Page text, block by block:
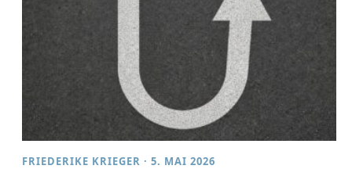
FRIEDERIKE KRIEGER ·5. MAI 2026